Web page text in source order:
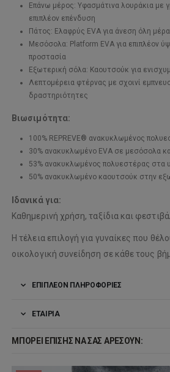
Επάνω μέρος: Υφασμάτινα λουράκια με
επιπλέον επένδυση
Πάτος: Ελαφρύς EVA για άνεση όλη μέρα
Μεσόσολα: Platform EVA για επιπλέον
προστασία
Εξωτερική σόλα: Καουτσούκ για
Λεπτομέρεια φτέρνας με σχοινί
δραστηριότητες
Βιωσιμότητα:
100% REPREVE® ανακυκλωμένος
30% ανακυκλωμένο EVA σε μεσόσολα
53% ανακυκλωμένος πολυεστέρας στα
50% ανακυκλωμένο καουτσούκ στην
Ιδανικά για:
Καθημερινή χρήση, ταξίδια και
Η τέλεια επιλογή για γυναίκες που
οικολογική συνείδηση σε κάθε τους
ΕΠΙΠΛΈΟΝ ΠΛΗΡΟΦΟΡΊΕΣ
ΕΤΑΙΡΊΑ
ΜΠΟΡΕΊ ΕΠΊΣΗΣ ΝΑ ΣΑΣ ΑΡΈΣΟΥΝ: